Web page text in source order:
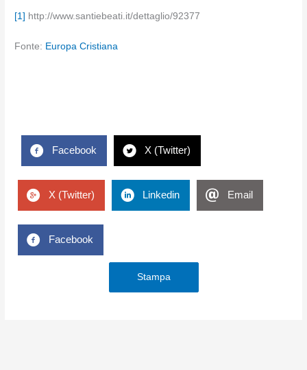
[1] http://www.santiebeati.it/dettaglio/92377
Fonte: Europa Cristiana
Facebook X (Twitter)
X (Twitter) Linkedin Email
Facebook
Stampa